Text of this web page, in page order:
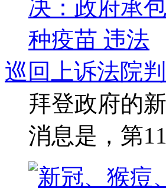
巡回上诉法院
拜登政府的
消息是，第